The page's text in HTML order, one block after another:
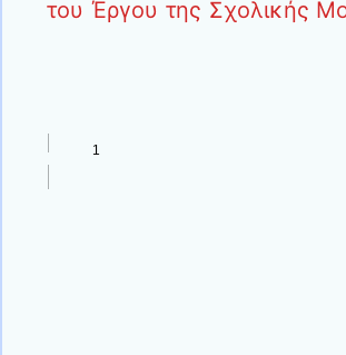
του Έργου της Σχολικής